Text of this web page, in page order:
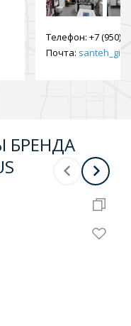
Телефон: +7 (950)
Почта:
БРЕНДА